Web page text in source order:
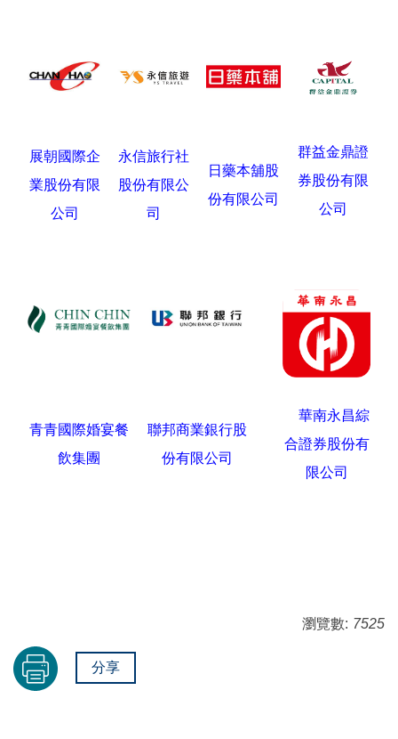
展朝國際企
業股份有限
公司
永信旅行社
股份有限公
司
日藥本舖股
份有限公司
群益金鼎證
券股份有限
公司
青青國際婚宴餐
飲集團
聯邦商業銀行股
份有限公司
華南永昌綜
合證券股份有
限公司
瀏覽數: 7525
分享